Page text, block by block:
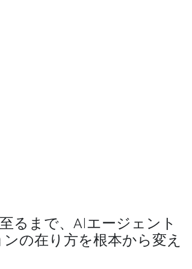
るまで、AIエージェント
の在り方を根本から変え